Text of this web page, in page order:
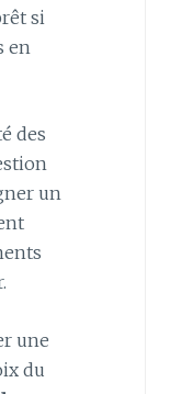
si
en
des
un
une
du